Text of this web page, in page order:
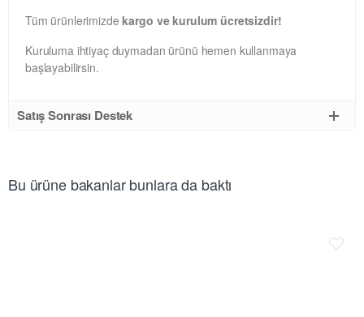
Tüm ürünlerimizdekargo ve kurulum ücretsizdir!
Kuruluma ihtiyaç duymadan ürünü hemen kullanmaya
başlayabilirsin.
Satış Sonrası Destek
Bu ürüne bakanlar bunlara da baktı